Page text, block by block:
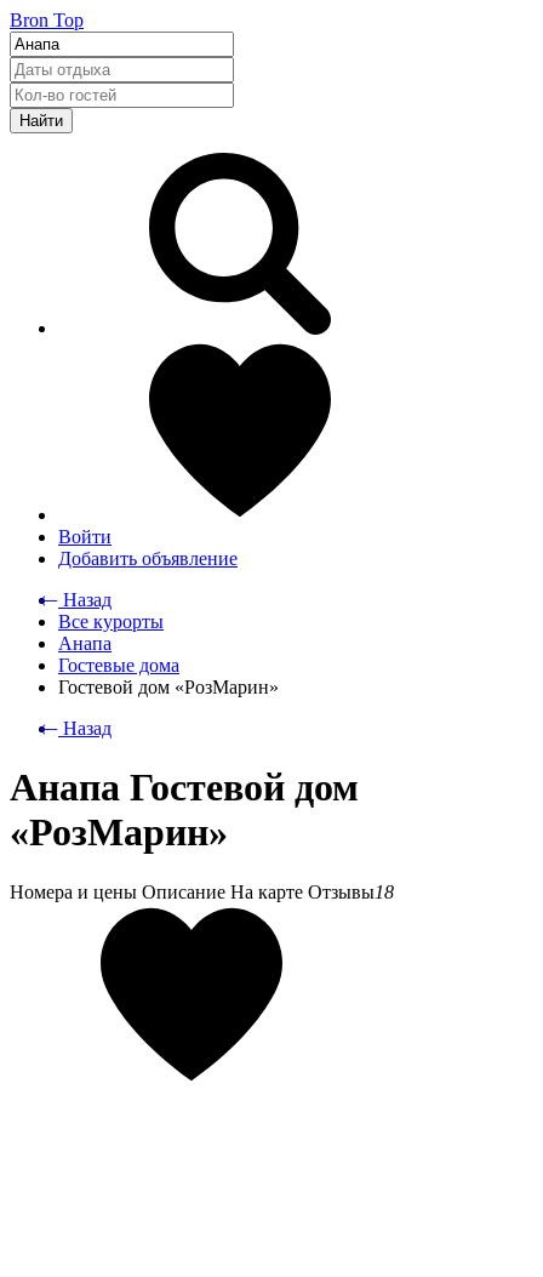
Bron Top
Найти
Войти
Добавить объявление
⃪ Назад
Все курорты
Анапа
Гостевые дома
Гостевой дом «РозМарин»
⃪ Назад
Анапа Гостевой дом
«РозМарин»
Номера и цены Описание На карте Отзывы18